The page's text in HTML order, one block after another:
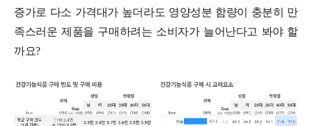
증가로 다소 가격대가 높더라도 영양성분 함량이 충분히 만
족스러운 제품을 구매하려는 소비자가 늘어난다고 봐야 할
까요?